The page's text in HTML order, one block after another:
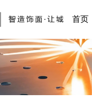
首页